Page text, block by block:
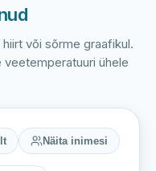
hiirt või sõrme graafikul.
veetemperatuuri ühele
Näita inimesi